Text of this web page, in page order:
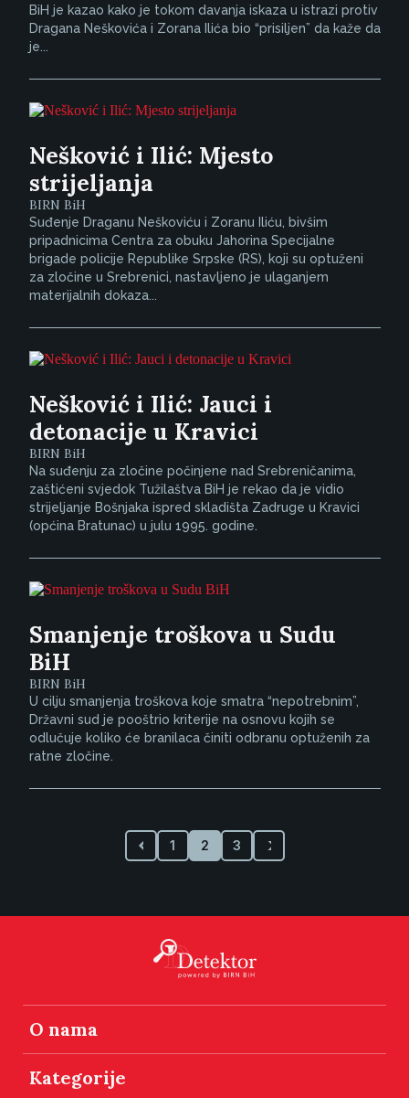
BiH je kazao kako je tokom davanja iskaza u istrazi protiv
Dragana Neškovića i Zorana Ilića bio “prisiljen” da kaže da
je...
Nešković i Ilić: Mjesto
strijeljanja
BIRN BiH
Suđenje Draganu Neškoviću i Zoranu Iliću, bivšim
pripadnicima Centra za obuku Jahorina Specijalne
brigade policije Republike Srpske (RS), koji su optuženi
za zločine u Srebrenici, nastavljeno je ulaganjem
materijalnih dokaza...
Nešković i Ilić: Jauci i
detonacije u Kravici
BIRN BiH
Na suđenju za zločine počinjene nad Srebreničanima,
zaštićeni svjedok Tužilaštva BiH je rekao da je vidio
strijeljanje Bošnjaka ispred skladišta Zadruge u Kravici
(općina Bratunac) u julu 1995. godine.
Smanjenje troškova u Sudu
BiH
BIRN BiH
U cilju smanjenja troškova koje smatra “nepotrebnim”,
Državni sud je pooštrio kriterije na osnovu kojih se
odlučuje koliko će branilaca činiti odbranu optuženih za
ratne zločine.
1 2 3
O nama
Kategorije